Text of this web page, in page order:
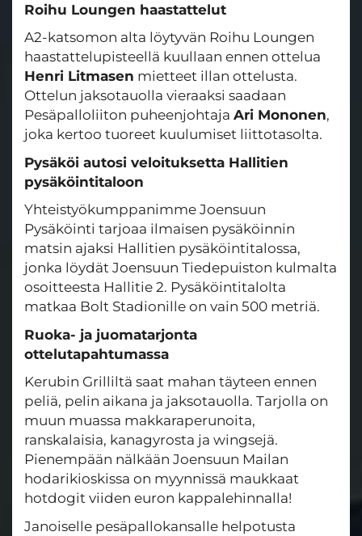
Roihu Loungen haastattelut
A2-katsomon alta löytyvän Roihu Loungen
haastattelupisteellä kuullaan ennen ottelua
Henri Litmasen mietteet illan ottelusta.
Ottelun jaksotauolla vieraaksi saadaan
Pesäpalloliiton puheenjohtaja Ari Mononen,
joka kertoo tuoreet kuulumiset liittotasolta.
Pysäköi autosi veloituksetta Hallitien
pysäköintitaloon
Yhteistyökumppanimme Joensuun
Pysäköinti tarjoaa ilmaisen pysäköinnin
matsin ajaksi Hallitien pysäköintitalossa,
jonka löydät Joensuun Tiedepuiston kulmalta
osoitteesta Hallitie 2. Pysäköintitalolta
matkaa Bolt Stadionille on vain 500 metriä.
Ruoka- ja juomatarjonta
ottelutapahtumassa
Kerubin Grilliltä saat mahan täyteen ennen
peliä, pelin aikana ja jaksotauolla. Tarjolla on
muun muassa makkaraperunoita,
ranskalaisia, kanagyrosta ja wingsejä.
Pienempään nälkään Joensuun Mailan
hodarikioskissa on myynnissä maukkaat
hotdogit viiden euron kappalehinnalla!
Janoiselle pesäpallokansalle helpotusta